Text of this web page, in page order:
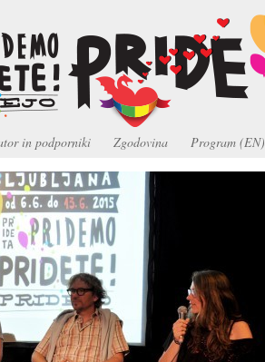
in podporniki Zgodovina Program (EN)